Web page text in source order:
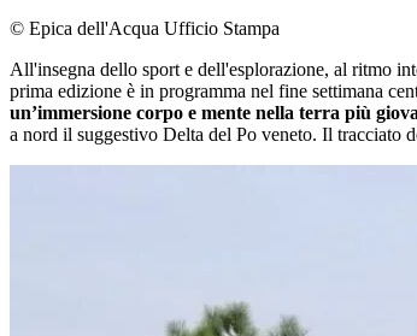
© Epica dell'Acqua Ufficio Stampa
All'insegna dello sport e dell'esplorazione, al ritmo
prima edizione è in programma nel fine settimana
un’immersione corpo e mente nella terra più
a nord il suggestivo Delta del Po veneto. Il tracciato